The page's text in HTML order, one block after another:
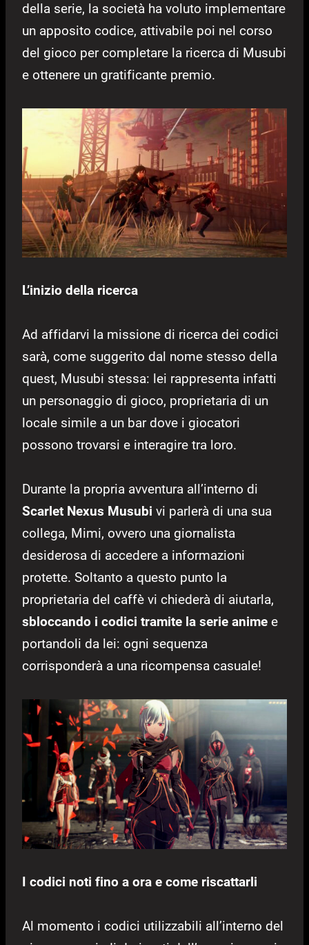
della serie, la società ha voluto implementare
un apposito codice, attivabile poi nel corso
del gioco per completare la ricerca di Musubi
e ottenere un gratificante premio.
L’inizio della ricerca
Ad affidarvi la missione di ricerca dei codici
sarà, come suggerito dal nome stesso della
quest, Musubi stessa: lei rappresenta infatti
un personaggio di gioco, proprietaria di un
locale simile a un bar dove i giocatori
possono trovarsi e interagire tra loro.
Durante la propria avventura all’interno di
Scarlet Nexus Musubi vi parlerà di una sua
collega, Mimi, ovvero una giornalista
desiderosa di accedere a informazioni
protette. Soltanto a questo punto la
proprietaria del caffè vi chiederà di aiutarla,
sbloccando i codici tramite la serie anime e
portandoli da lei: ogni sequenza
corrisponderà a una ricompensa casuale!
I codici noti fino a ora e come riscattarli
Al momento i codici utilizzabili all’interno del